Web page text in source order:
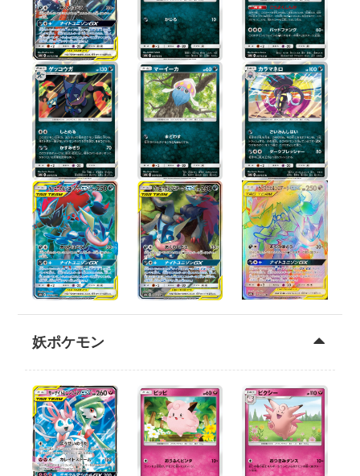
妖ポケモン